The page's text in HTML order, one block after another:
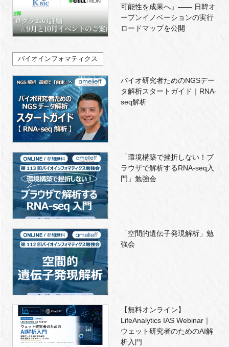
可能性を成果へ」―― 日韓オ
ープンイノベーションの実行
ロードマップを公開
バイオインフォマティクス
バイオ研究者ためのNGSデー
タ解析スタートガイド｜RNA-
seq解析
「環境構築で挫折しない！ブ
ラウザで解析するRNA-seq入
門」勉強会
「空間的遺伝子発現解析」勉
強会
【無料オンライン】
LifeAnalytics IAS Webinar｜
ウェット研究者のためのAI解
析入門